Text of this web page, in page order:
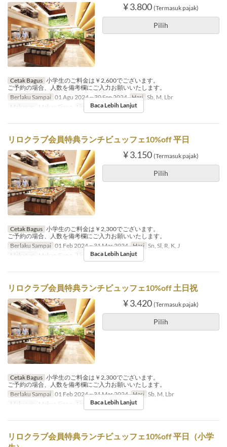
¥ 3.800 (Termasuk pajak)
Pilih
Cetak Bagus 小学生のご料金は￥2,600でございます。
ご予約の場合、人数を備考欄にご入力お願いいたします。
Berlaku Sampai 01 Agu 2024 ~ 30 Sep 2024 Hari Sb, M, Lbr
Makanan
Makan Siang Limit Pemesanan 1 ~ 6
Baca Lebih Lanjut
リロクラブ会員特典ランチビュッフェ10%off 平日
¥ 3.150 (Termasuk pajak)
Pilih
Cetak Bagus 小学生のご料金は￥2,300でございます。
ご予約の場合、人数を備考欄にご入力お願いいたします。
Berlaku Sampai 01 Feb 2024 ~ 31 Mar 2024 Hari Sn, Sl, R, K, J
Makanan
Makan Siang Limit Pemesanan 1 ~ 4
Baca Lebih Lanjut
リロクラブ会員特典ランチビュッフェ10%off 土日祝
¥ 3.420 (Termasuk pajak)
Pilih
Cetak Bagus 小学生のご料金は￥2,300でございます。
ご予約の場合、人数を備考欄にご入力お願いいたします。
Berlaku Sampai 01 Feb 2024 ~ 31 Mar 2024 Hari Sb, M, Lbr
Makanan
Makan Siang Limit Pemesanan 1 ~ 4
Baca Lebih Lanjut
リロクラブ会員特典ランチビュッフェ10%off 平日（小学